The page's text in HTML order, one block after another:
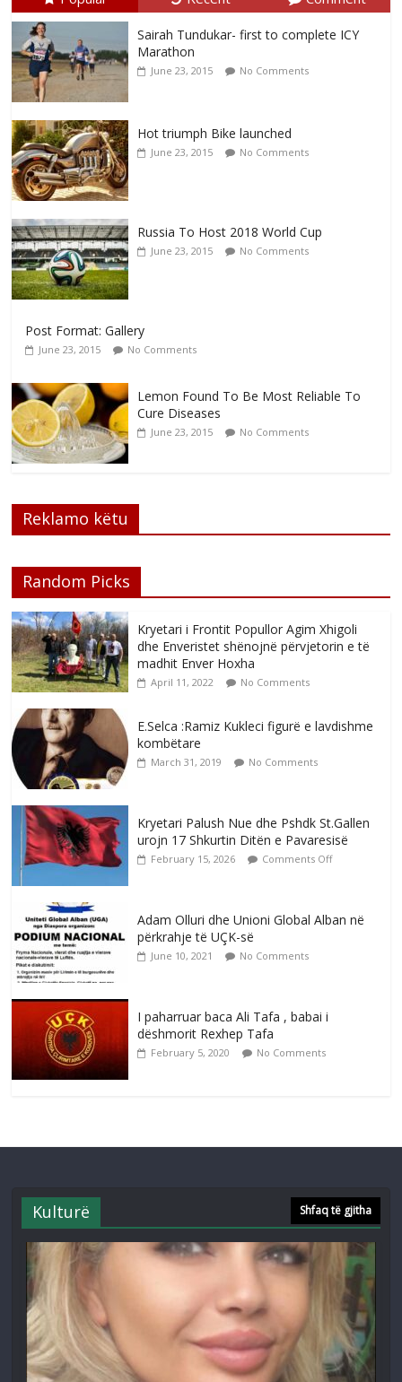
Sairah Tundukar- first to complete ICY
Marathon
June 23, 2015 No Comments
Hot triumph Bike launched
June 23, 2015 No Comments
Russia To Host 2018 World Cup
June 23, 2015 No Comments
Post Format: Gallery
June 23, 2015 No Comments
Lemon Found To Be Most Reliable To
Cure Diseases
June 23, 2015 No Comments
Reklamo këtu
Random Picks
Kryetari i Frontit Popullor Agim Xhigoli
dhe Enveristet shënojnë përvjetorin e të
madhit Enver Hoxha
April 11, 2022 No Comments
E.Selca :Ramiz Kukleci figurë e lavdishme
kombëtare
March 31, 2019 No Comments
Kryetari Palush Nue dhe Pshdk St.Gallen
urojn 17 Shkurtin Ditën e Pavaresisë
February 15, 2026 Comments Off
Adam Olluri dhe Unioni Global Alban në
përkrahje të UÇK-së
June 10, 2021 No Comments
I paharruar baca Ali Tafa , babai i
dëshmorit Rexhep Tafa
February 5, 2020 No Comments
Kulturë Shfaq të gjitha